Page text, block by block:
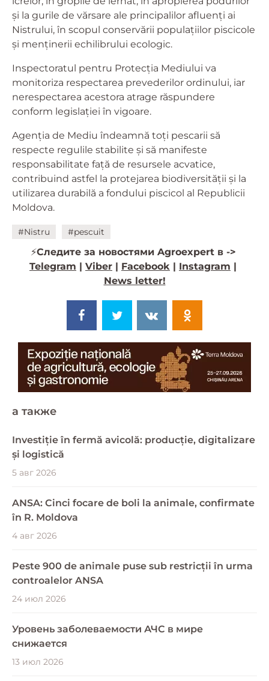
și la gurile de vărsare ale principalilor afluenți ai
Nistrului, în scopul conservării populațiilor piscicole
și menținerii echilibrului ecologic.
Inspectoratul pentru Protecția Mediului va
monitoriza respectarea prevederilor ordinului, iar
nerespectarea acestora atrage răspundere
conform legislației în vigoare.
Agenția de Mediu îndeamnă toți pescarii să
respecte regulile stabilite și să manifeste
responsabilitate față de resursele acvatice,
contribuind astfel la protejarea biodiversității și la
utilizarea durabilă a fondului piscicol al Republicii
Moldova.
#Nistru #pescuit
⚡️Следите за новостями Agroexpert в ->
Telegram
Viber Facebook Instagram
News letter!
a также
Investiție în fermă avicolă: producție, digitalizare
și logistică
5 авг 2026
ANSA: Cinci focare de boli la animale, confirmate
în R. Moldova
4 авг 2026
Peste 900 de animale puse sub restricții în urma
controalelor ANSA
24 июл 2026
Уровень заболеваемости АЧС в мире
снижается
13 июл 2026